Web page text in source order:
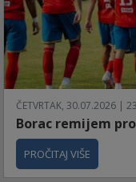
ČETVRTAK, 30.07.2026 |
Borac remijem
PROČITAJ VIŠE